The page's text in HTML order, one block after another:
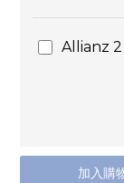
Allianz 2
加入購